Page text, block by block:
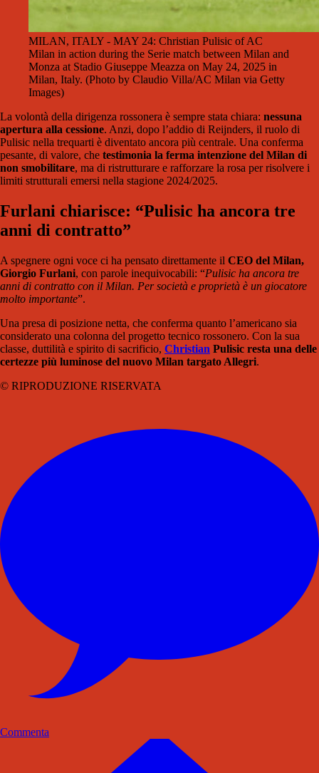
MILAN, ITALY - MAY 24: Christian Pulisic of AC
Milan in action during the Serie match between Milan and
Monza at Stadio Giuseppe Meazza on May 24, 2025 in
Milan, Italy. (Photo by Claudio Villa/AC Milan via Getty
Images)
La volontà della dirigenza rossonera è sempre stata chiara: nessuna
apertura alla cessione. Anzi, dopo l’addio di Reijnders, il ruolo di
Pulisic nella trequarti è diventato ancora più centrale. Una conferma
pesante, di valore, che testimonia la ferma intenzione del Milan di
non smobilitare, ma di ristrutturare e rafforzare la rosa per risolvere i
limiti strutturali emersi nella stagione 2024/2025.
Furlani chiarisce: “Pulisic ha ancora tre
anni di contratto”
A spegnere ogni voce ci ha pensato direttamente il CEO del Milan,
Giorgio Furlani, con parole inequivocabili: “Pulisic ha ancora tre
anni di contratto con il Milan. Per società e proprietà è un giocatore
molto importante”.
Una presa di posizione netta, che conferma quanto l’americano sia
considerato una colonna del progetto tecnico rossonero. Con la sua
classe, duttilità e spirito di sacrificio, Christian Pulisic resta una delle
certezze più luminose del nuovo Milan targato Allegri.
© RIPRODUZIONE RISERVATA
Commenta